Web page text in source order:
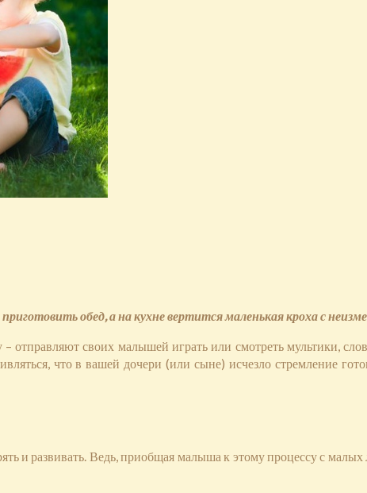
обед, а на кухне вертится маленькая кроха с
своих малышей играть или смотреть мультики,
что в вашей дочери (или сыне) исчезло стремление
и развивать. Ведь, приобщая малыша к этому процессу с малых